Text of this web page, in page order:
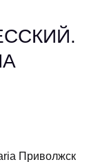
Приволжск